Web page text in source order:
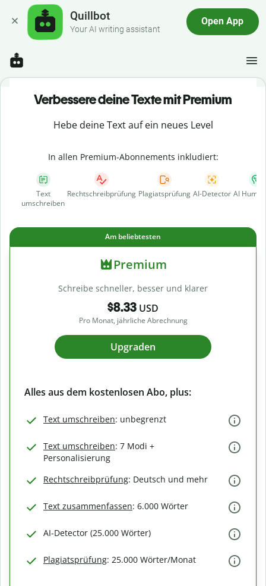
Quillbot
Your AI writing assistant
Open App
Verbessere deine Texte mit Premium
Hebe deine Text auf ein neues Level
In allen Premium-Abonnements inkludiert:
Text
umschreiben
Rechtschreibprüfung Plagiatsprüfung AI-Detector AI
Am beliebtesten
Premium
Schreibe schneller, besser und klarer
$8.33 USD
Pro Monat, jährliche Abrechnung
Upgraden
Alles aus dem kostenlosen Abo, plus:
Text umschreiben: unbegrenzt
Text umschreiben: 7 Modi +
Personalisierung
Rechtschreibprüfung: Deutsch und mehr
Text zusammenfassen: 6.000 Wörter
AI-Detector (25.000 Wörter)
Plagiatsprüfung: 25.000 Wörter/Monat